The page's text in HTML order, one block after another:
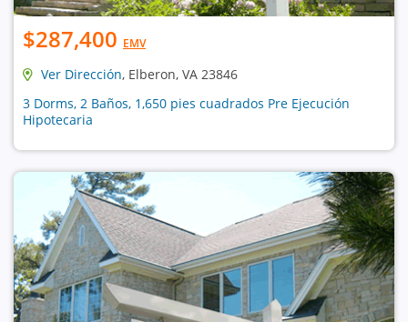
$287,400 EMV
Ver Dirección, Elberon, VA 23846
3 Dorms, 2 Baños, 1,650 pies cuadrados Pre Ejecución
Hipotecaria